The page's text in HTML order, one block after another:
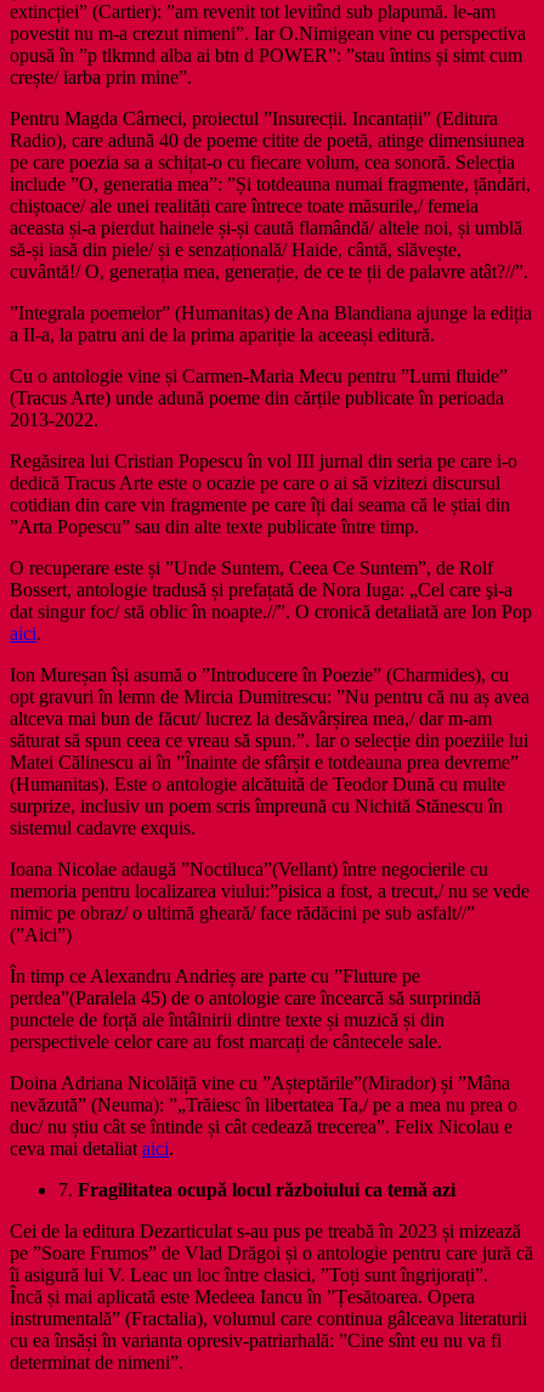
extincției” (Cartier): ”am revenit tot levitînd sub plapumă. le-am
povestit nu m-a crezut nimeni”. Iar O.Nimigean vine cu perspectiva
opusă în ”p tlkmnd alba ai btn d POWER”: ”stau întins și simt cum
crește/ iarba prin mine”.
Pentru Magda Cârneci, proiectul ”Insurecții. Incantații” (Editura
Radio), care adună 40 de poeme citite de poetă, atinge dimensiunea
pe care poezia sa a schițat-o cu fiecare volum, cea sonoră. Selecția
include ”O, generatia mea”: ”Și totdeauna numai fragmente, țăndări,
chiștoace/ ale unei realități care întrece toate măsurile,/ femeia
aceasta și-a pierdut hainele și-și caută flamândă/ altele noi, și umblă
să-și iasă din piele/ și e senzațională/ Haide, cântă, slăvește,
cuvântă!/ O, generația mea, generație, de ce te ții de palavre atât?//”.
”Integrala poemelor” (Humanitas) de Ana Blandiana ajunge la ediția
a II-a, la patru ani de la prima apariție la aceeași editură.
Cu o antologie vine și Carmen-Maria Mecu pentru ”Lumi fluide”
(Tracus Arte) unde adună poeme din cărțile publicate în perioada
2013-2022.
Regăsirea lui Cristian Popescu în vol III jurnal din seria pe care i-o
dedică Tracus Arte este o ocazie pe care o ai să vizitezi discursul
cotidian din care vin fragmente pe care îți dai seama că le știai din
”Arta Popescu” sau din alte texte publicate între timp.
O recuperare este și ”Unde Suntem, Ceea Ce Suntem”, de Rolf
Bossert, antologie tradusă și prefațată de Nora Iuga: „Cel care şi-a
dat singur foc/ stă oblic în noapte.//”. O cronică detaliată are Ion Pop
aici.
Ion Mureșan își asumă o ”Introducere în Poezie” (Charmides), cu
opt gravuri în lemn de Mircia Dumitrescu: ”Nu pentru că nu aș avea
altceva mai bun de făcut/ lucrez la desăvârșirea mea,/ dar m-am
săturat să spun ceea ce vreau să spun.”. Iar o selecție din poeziile lui
Matei Călinescu ai în ”Înainte de sfârșit e totdeauna prea devreme”
(Humanitas). Este o antologie alcătuită de Teodor Dună cu multe
surprize, inclusiv un poem scris împreună cu Nichită Stănescu în
sistemul cadavre exquis.
Ioana Nicolae adaugă ”Noctiluca”(Vellant) între negocierile cu
memoria pentru localizarea viului:”pisica a fost, a trecut,/ nu se vede
nimic pe obraz/ o ultimă gheară/ face rădăcini pe sub asfalt//”
(”Aici”)
În timp ce Alexandru Andrieș are parte cu ”Fluture pe
perdea”(Paralela 45) de o antologie care încearcă să surprindă
punctele de forță ale întâlnirii dintre texte și muzică și din
perspectivele celor care au fost marcați de cântecele sale.
Doina Adriana Nicolăiță vine cu ”Așteptările”(Mirador) și ”Mâna
nevăzută” (Neuma): ”„Trăiesc în libertatea Ta,/ pe a mea nu prea o
duc/ nu știu cât se întinde și cât cedează trecerea”. Felix Nicolau e
ceva mai detaliat aici.
7. Fragilitatea ocupă locul războiului ca temă azi
Cei de la editura Dezarticulat s-au pus pe treabă în 2023 și mizează
pe ”Soare Frumos” de Vlad Drăgoi și o antologie pentru care jură că
îi asigură lui V. Leac un loc între clasici, ”Toți sunt îngrijorați”.
Încă și mai aplicată este Medeea Iancu în ”Țesătoarea. Opera
instrumentală” (Fractalia), volumul care continua gâlceava literaturii
cu ea însăși în varianta opresiv-patriarhală: ”Cine sînt eu nu va fi
determinat de nimeni”.